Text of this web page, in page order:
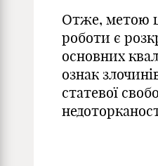
Отже, метою
роботи є
основних
ознак
статевої